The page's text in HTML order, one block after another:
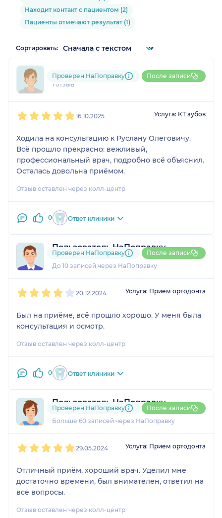
Находит контакт с пациентом (2)
Пациенты отмечают результат (1)
Сортировать:
791....@....ru
1 отзыв
Проверен НаПоправку После записи
16.10.2025 Услуга: КТ зубов
Ходила на консультацию к Руслану Олеговичу.
Всё прошло прекрасно: вежливый,
профессиональный врач, подробно всё объяснил.
Осталась довольна приёмом.
Отзыв оставлен через колл-центр
0 Ответ клиники
Пользователь НаПоправку
3 отзываи 2 оценки
До 10 записей через НаПоправку
Проверен НаПоправку После записи
20.12.2024 Услуга: Прием ортодонта
Был на приёме, всё прошло хорошо. У меня была
консультация и осмотр.
Отзыв оставлен через колл-центр
0 Ответ клиники
Пользователь НаПоправку
4 отзываи2 оценки
Больше 60 записей через НаПоправку
Проверен НаПоправку После записи
29.05.2024 Услуга: Прием ортодонта
Отличный приём, хороший врач. Уделил мне
достаточно времени, был внимателен, ответил на
все вопросы.
Отзыв оставлен через колл-центр